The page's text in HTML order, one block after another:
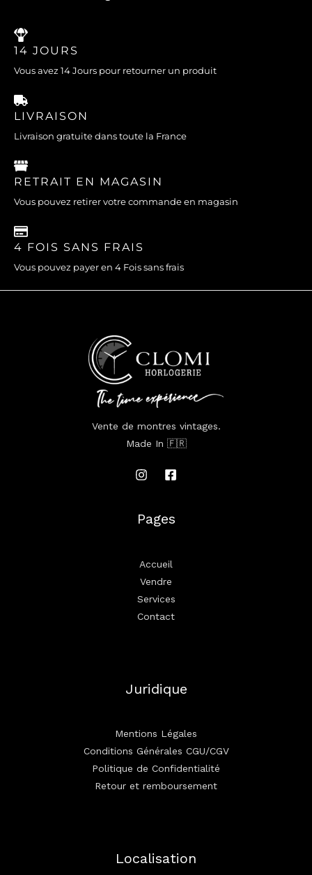
14 JOURS
Vous avez 14 Jours pour retourner un produit
LIVRAISON
Livraison gratuite dans toute la France
RETRAIT EN MAGASIN
Vous pouvez retirer votre commande en magasin
4 FOIS SANS FRAIS
Vous pouvez payer en 4 Fois sans frais
Vente de montres vintages.
Made In 🇫🇷
Pages
Accueil
Vendre
Services
Contact
Juridique
Mentions Légales
Conditions Générales CGU/CGV
Politique de Confidentialité
Retour et remboursement
Localisation